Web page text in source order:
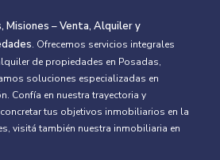
Misiones – Venta, Alquiler y
. Ofrecemos servicios integrales
de propiedades en Posadas,
soluciones especializadas en
Confía en nuestra trayectoria y
tus objetivos inmobiliarios en la
visitá también nuestra inmobiliaria en